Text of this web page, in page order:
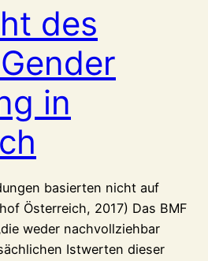
des
in
basierten nicht auf
Österreich, 2017) Das BMF
weder nachvollziehbar
Istwerten dieser